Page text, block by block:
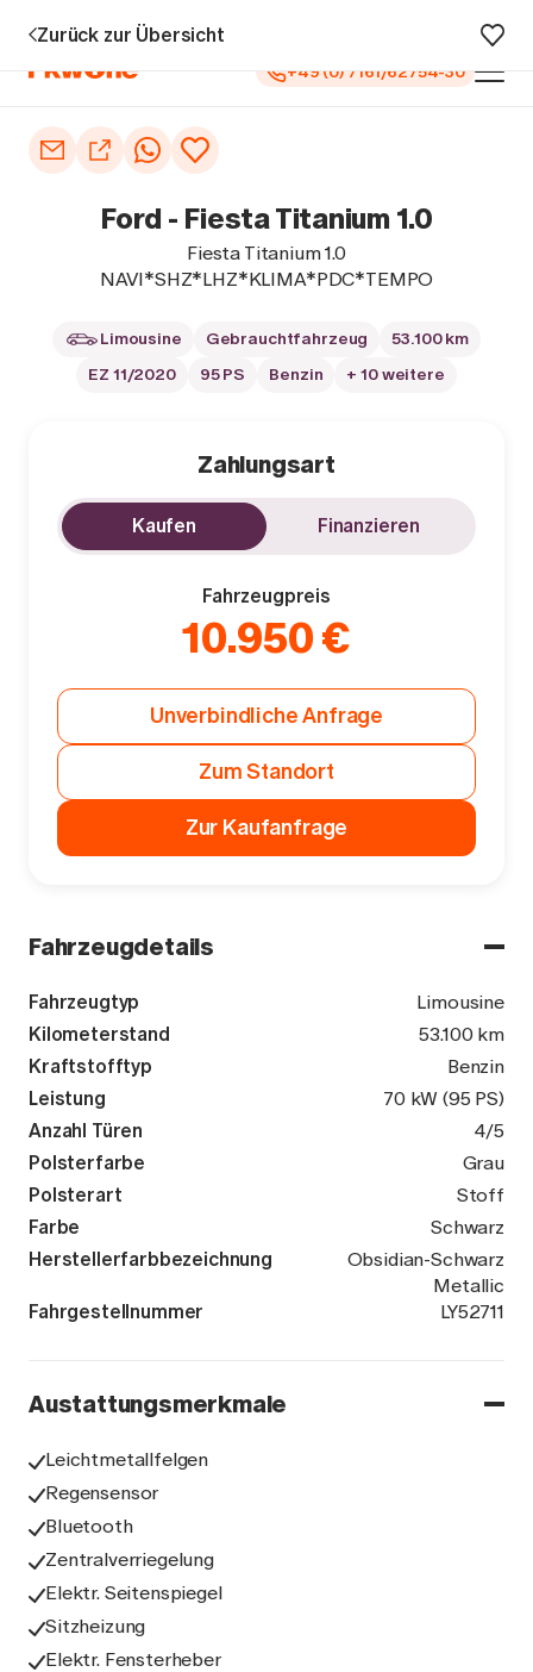
+49 (0) 7161/62754-30
Auto kaufen
Autoankauf
Zurück zur Übersicht
Fahrzeugdetails
Fahrzeugtyp
Limousine
Kilometerstand
53.100 km
Kraftstofftyp
Benzin
Leistung
70 kW (95 PS)
Anzahl Türen
4/5
Polsterfarbe
Grau
Polsterart
Stoff
Farbe
Schwarz
Herstellerfarbbezeichnung
Obsidian-Schwarz
Metallic
Fahrgestellnummer
LY52711
Austattungsmerkmale
Leichtmetallfelgen
Regensensor
Bluetooth
Zentralverriegelung
Elektr. Seitenspiegel
Sitzheizung
Elektr. Fensterheber
Ford - Fiesta Titanium 1.0
Fiesta Titanium 1.0
NAVI*SHZ*LHZ*KLIMA*PDC*TEMPO
Limousine Gebrauchtfahrzeug
53.100 km
EZ 11/2020
95 PS Benzin + 10 weitere
Zahlungsart
Kaufen Finanzieren
Fahrzeugpreis
10.950 €
Unverbindliche Anfrage
Zum Standort
Zur Kaufanfrage